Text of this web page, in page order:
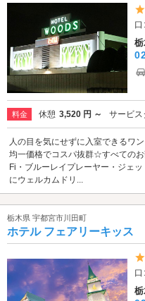
料金 休憩 3,520 円 ～ サービス
人の目を気にせずに入室できるワ
均一価格でコスパ抜群☆すべての
Fi・ブルーレイプレーヤー・ジェ
にウェルカムドリ...
栃木県 宇都宮市川田町
ホテル フェアリーキッス
口